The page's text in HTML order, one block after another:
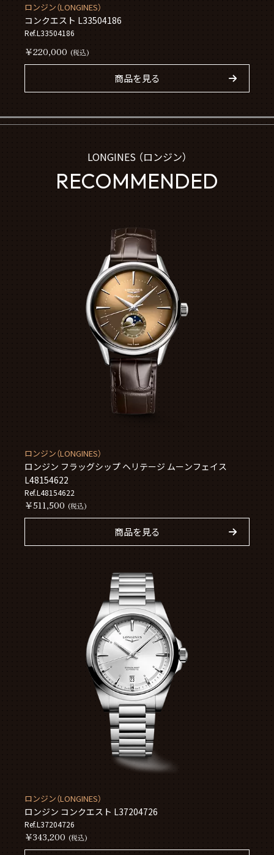
ロンジン（LONGINES）
コンクエスト L33504186
Ref.L33504186
￥220,000 (税込)
商品を見る
LONGINES （ロンジン）
RECOMMENDED
ロンジン（LONGINES）
ロンジン フラッグシップ ヘリテージ ムーンフェイス
L48154622
Ref.L48154622
￥511,500 (税込)
商品を見る
ロンジン（LONGINES）
ロンジン コンクエスト L37204726
Ref.L37204726
￥343,200 (税込)